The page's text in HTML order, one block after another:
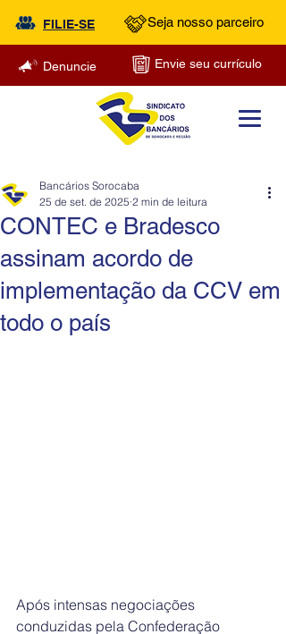
FILIE-SE Seja nosso parceiro
Denuncie Envie seu currículo
CONTEC e Bradesco
assinam acordo de
implementação da CCV em
todo o país
Bancários Sorocaba
25 de set. de 2025 2 min de leitura
Após intensas negociações
conduzidas pela Confederação